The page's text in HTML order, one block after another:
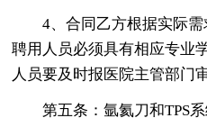
4、合同乙方根据实际
聘用人员必须具有相应专业
人员要及时报医院主管部门
第五条：氩氦刀和TPS